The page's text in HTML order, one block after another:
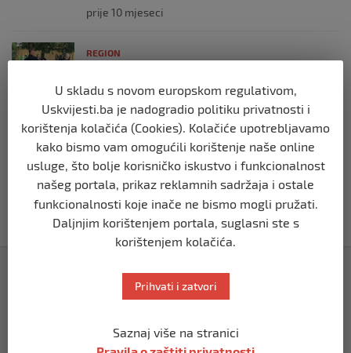
prije 10 mjeseci
REGION
roditelji zvali hitnu i policiju: “Došli su
uhapsiti kozu”
prije 10 mjeseci
REGION
Vučić dramatično: “Biće rata, Vojska
Srbije je spremna”
prije 10 mjeseci
U skladu s novom europskom regulativom,
Uskvijesti.ba je nadogradio politiku privatnosti i
korištenja kolačića (Cookies). Kolačiće upotrebljavamo
kako bismo vam omogućili korištenje naše online
usluge, što bolje korisničko iskustvo i funkcionalnost
našeg portala, prikaz reklamnih sadržaja i ostale
funkcionalnosti koje inače ne bismo mogli pružati.
Daljnjim korištenjem portala, suglasni ste s
korištenjem kolačića.
Prihvati i zatvori
Saznaj više na stranici